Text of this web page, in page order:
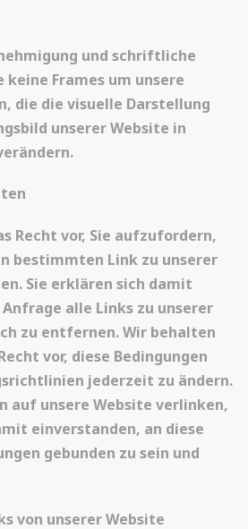
und schriftliche
keine Frames um unsere
die die visuelle Darstellung
unserer Website in
Recht vor, Sie aufzufordern,
bestimmten Link zu unserer
Sie erklären sich damit
alle Links zu unserer
zu entfernen. Wir behalten
vor, diese Bedingungen
jederzeit zu ändern.
auf unsere Website verlinken,
einverstanden, an diese
gebunden zu sein und
von unserer Website